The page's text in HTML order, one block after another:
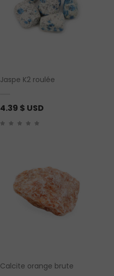
Jaspe K2 roulée
4.39 $ USD
Calcite orange brute